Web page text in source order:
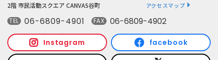
2階 市民活動スクエア CANVAS谷町
アクセスマップ
TEL 06-6809-4901 FAX 06-6809-4902
Instagram facebook